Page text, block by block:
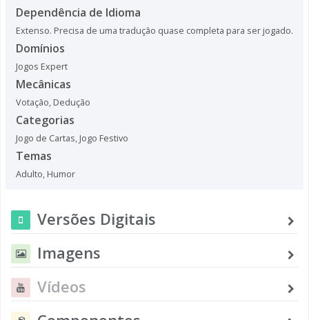
Dependência de Idioma
Extenso. Precisa de uma tradução quase completa para ser jogado.
Domínios
Jogos Expert
Mecânicas
Votação, Dedução
Categorias
Jogo de Cartas, Jogo Festivo
Temas
Adulto, Humor
Versões Digitais
Imagens
Vídeos